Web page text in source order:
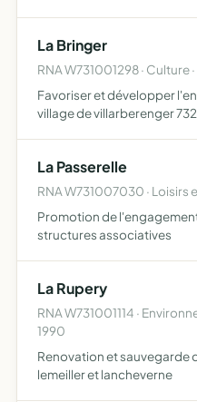
La Bringer
RNA W731001298 · Culture
Favoriser et développer
village de villarberenger
La Passerelle
RNA W731007030 · Loisirs
Promotion de
structures associatives
La Rupery
RNA W731001114 ·
1990
Renovation et sauvegarde
lemeiller et lancheverne